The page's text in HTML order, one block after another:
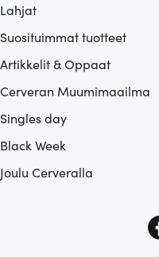
Lahjat
Suosituimmat tuotteet
Artikkelit & Oppaat
Cerveran Muumimaailma
Singles day
Black Week
Joulu Cerveralla